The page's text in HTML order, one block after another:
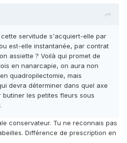
servitude s'acquiert-elle par
est-elle instantanée, par contrat
assiette ? Voilà qui promet de
en nanarcapie, on aura non
quadropilectomie, mais
devra déterminer dans quel axe
butiner les petites fleurs sous
conservateur. Tu ne reconnais pas
Différence de prescription en